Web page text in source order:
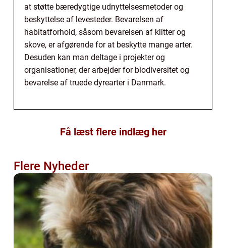
at støtte bæredygtige udnyttelsesmetoder og
beskyttelse af levesteder. Bevarelsen af
habitatforhold, såsom bevarelsen af klitter og
skove, er afgørende for at beskytte mange arter.
Desuden kan man deltage i projekter og
organisationer, der arbejder for biodiversitet og
bevarelse af truede dyrearter i Danmark.
Få læst flere indlæg her
Flere Nyheder